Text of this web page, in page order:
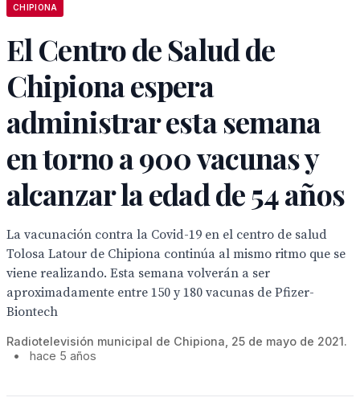
CHIPIONA
El Centro de Salud de
Chipiona espera
administrar esta semana
en torno a 900 vacunas y
alcanzar la edad de 54 años
La vacunación contra la Covid-19 en el centro de salud
Tolosa Latour de Chipiona continúa al mismo ritmo que se
viene realizando. Esta semana volverán a ser
aproximadamente entre 150 y 180 vacunas de Pfizer-
Biontech
Radiotelevisión municipal de Chipiona, 25 de mayo de 2021.
•
hace 5 años